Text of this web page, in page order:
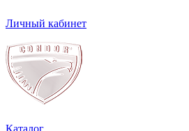
Личный кабинет
Каталог